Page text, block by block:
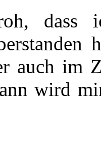
dass
auch im
wird